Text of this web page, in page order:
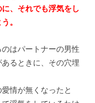
、それでも浮気をし
。
はパートナーの男性
るときに、その穴埋
情が無くなったと